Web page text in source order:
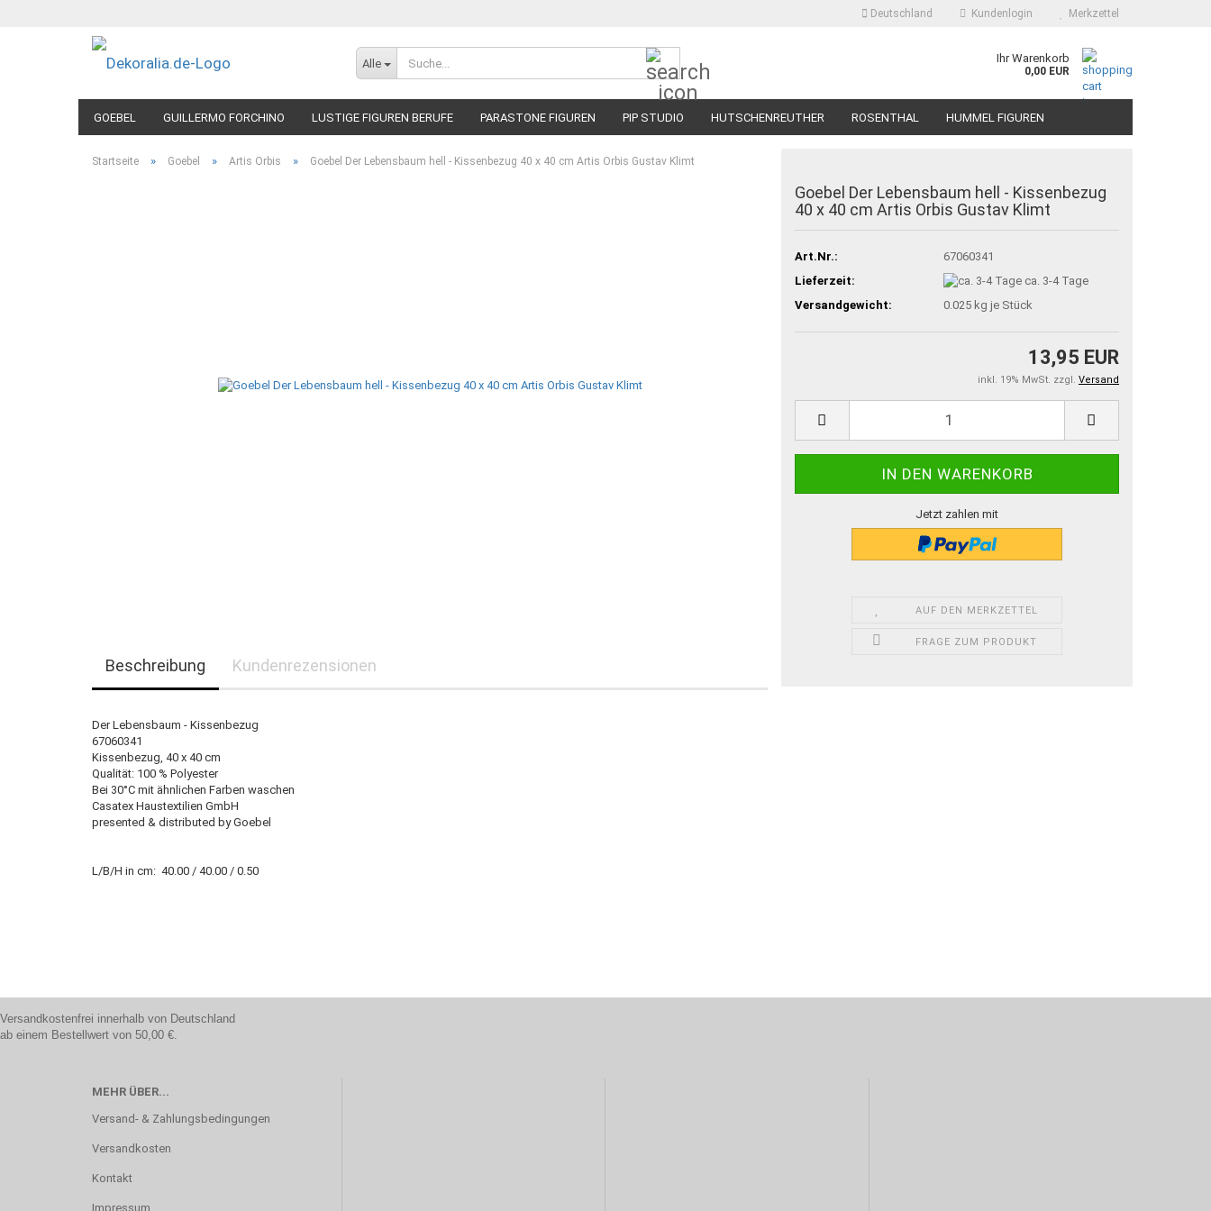
Deutschland Kundenlogin Merkzettel
Alle Ihr Warenkorb
0,00 EUR
GOEBEL GUILLERMO FORCHINO LUSTIGE FIGUREN BERUFE PARASTONE FIGUREN PIP STUDIO HUTSCHENREUTHER ROSENTHAL HUMMEL FIGUREN
Startseite » Goebel » Artis Orbis » Goebel Der Lebensbaum hell - Kissenbezug 40 x 40 cm Artis Orbis Gustav Klimt
Goebel Der Lebensbaum hell - Kissenbezug
40 x 40 cm Artis Orbis Gustav Klimt
Art.Nr.:
67060341
Lieferzeit:
ca. 3-4 Tage
Versandgewicht:
0.025 kg je Stück
13,95 EUR
inkl. 19% MwSt. zzgl. Versand
Jetzt zahlen mit
AUF DEN MERKZETTEL
FRAGE ZUM PRODUKT
Beschreibung Kundenrezensionen
Der Lebensbaum - Kissenbezug
67060341
Kissenbezug, 40 x 40 cm
Qualität: 100 % Polyester
Bei 30°C mit ähnlichen Farben waschen
Casatex Haustextilien GmbH
presented & distributed by Goebel
L/B/H in cm: 40.00 / 40.00 / 0.50
Versandkostenfrei innerhalb von Deutschland
ab einem Bestellwert von 50,00 €.
MEHR ÜBER...
Versand- & Zahlungsbedingungen
Versandkosten
Kontakt
Impressum